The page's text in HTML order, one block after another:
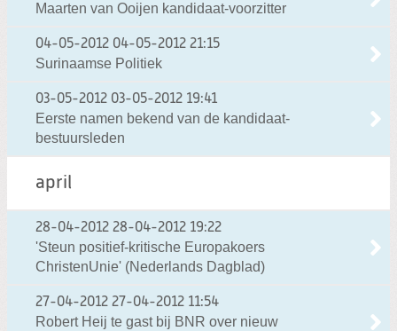
Maarten van Ooijen kandidaat-voorzitter
04-05-2012 04-05-2012 21:15
Surinaamse Politiek
03-05-2012 03-05-2012 19:41
Eerste namen bekend van de kandidaat-
bestuursleden
april
28-04-2012 28-04-2012 19:22
'Steun positief-kritische Europakoers
ChristenUnie' (Nederlands Dagblad)
27-04-2012 27-04-2012 11:54
Robert Heij te gast bij BNR over nieuw